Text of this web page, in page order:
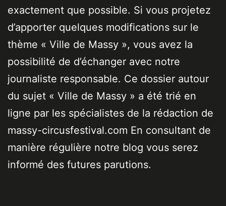
exactement que possible. Si vous projetez
d’apporter quelques modifications sur le
thème « Ville de Massy », vous avez la
possibilité de d’échanger avec notre
journaliste responsable. Ce dossier autour
du sujet « Ville de Massy » a été trié en
ligne par les spécialistes de la rédaction de
massy-circusfestival.com En consultant de
manière régulière notre blog vous serez
informé des futures parutions.